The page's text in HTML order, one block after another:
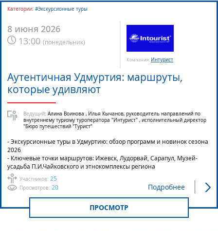
8 июня 2026
13:00 (понедельник)
Компания: Интурист
Участников: 25
Просмотров: 20
Категории: #Экскурсионные туры
Аутентичная Удмуртия: маршруты,
которые удивляют
Ведущий: Алина Воинова , Илья Кычанов, руководитель направлений по
внутреннему туризму туроператора "Интурист" , исполнительный директор
"Бюро путешествий "Турист”
- Экскурсионные туры в Удмуртию: обзор программ и новинок сезона
2026
- Ключевые точки маршрутов: Ижевск, Лудорвай, Сарапул, Музей-
усадьба П.И.Чайковского и этнокомплексы региона
Подробнее
ПРОСМОТР